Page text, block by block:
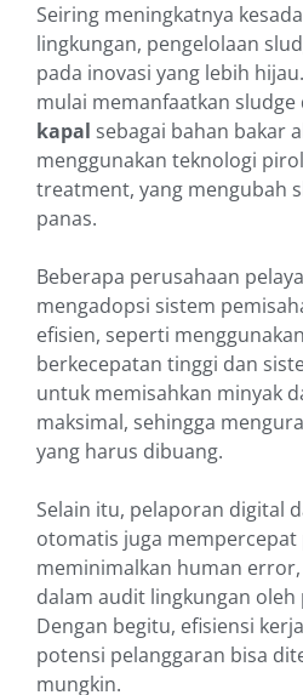
Seiring meningkatnya
lingkungan, pengelolaan
pada inovasi yang lebih
mulai memanfaatkan sludge
kapal sebagai bahan bakar
menggunakan teknologi
treatment, yang mengubah
panas.
Beberapa perusahaan
mengadopsi sistem
efisien, seperti
berkecepatan tinggi dan
untuk memisahkan minyak
maksimal, sehingga
yang harus dibuang.
Selain itu, pelaporan digital
otomatis juga
meminimalkan human
dalam audit lingkungan oleh
Dengan begitu, efisiensi
potensi pelanggaran bisa
mungkin.